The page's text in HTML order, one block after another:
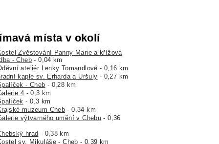
místa v okolí
Zvěstování Panny Marie a křížová
- Cheb - 0,04 km
ateliér Lenky Tomandlové - 0,16 km
kaple sv. Erharda a Uršuly - 0,27 km
- Cheb - 0,28 km
4 - 0,3 km
- 0,3 km
muzeum Cheb - 0,34 km
výtvarného umění v Chebu - 0,36
hrad - 0,38 km
sv. Mikuláše - Cheb - 0,39 km